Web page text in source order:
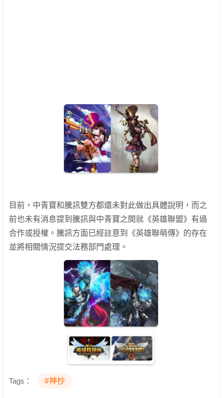
目前，中青寶和騰訊雙方都還未對此做出具體說明，而之
前也未有消息提到騰訊與中青寶之間就《英雄聯盟》有過
合作或授權。騰訊方面已經註意到《英雄聯萌傳》的存在
並將相關情況提交法務部門處理。
Tags： #神抄